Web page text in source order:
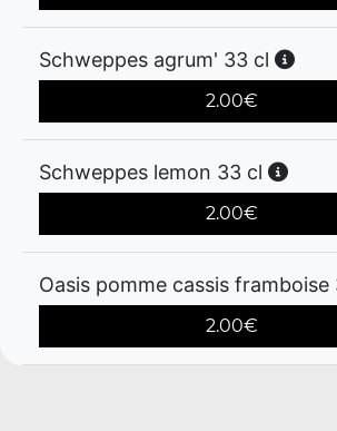
Schweppes agrum' 33 cl
2.00€
Schweppes lemon 33 cl
2.00€
Oasis pomme cassis framboise
2.00€